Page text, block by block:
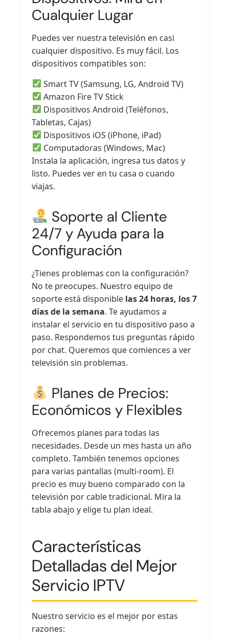
Cualquier Lugar
Puedes ver nuestra televisión en casi
cualquier dispositivo. Es muy fácil. Los
dispositivos compatibles son:
Smart TV (Samsung, LG, Android TV)
Amazon Fire TV Stick
Dispositivos Android (Teléfonos,
Tabletas, Cajas)
Dispositivos iOS (iPhone, iPad)
Computadoras (Windows, Mac)
Instala la aplicación, ingresa tus datos y
listo. Puedes ver en tu casa o cuando
viajas.
Soporte al Cliente
24/7 y Ayuda para la
Configuración
¿Tienes problemas con la configuración?
No te preocupes. Nuestro equipo de
soporte está disponible las 24 horas, los 7
días de la semana. Te ayudamos a
instalar el servicio en tu dispositivo paso a
paso. Respondemos tus preguntas rápido
por chat. Queremos que comiences a ver
televisión sin problemas.
Planes de Precios:
Económicos y Flexibles
Ofrecemos planes para todas las
necesidades. Desde un mes hasta un año
completo. También tenemos opciones
para varias pantallas (multi-room). El
precio es muy bueno comparado con la
televisión por cable tradicional. Mira la
tabla abajo y elige tu plan ideal.
Características
Detalladas del Mejor
Servicio IPTV
Nuestro servicio es el mejor por estas
razones: